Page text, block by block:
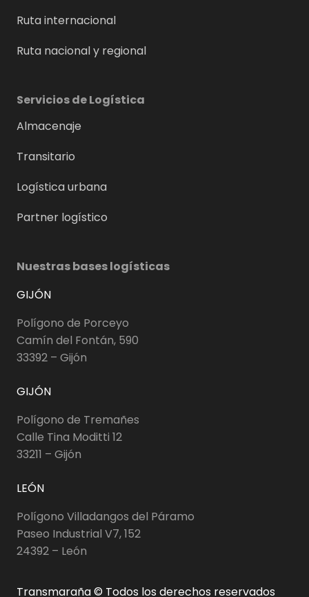
Ruta internacional
Ruta nacional y regional
Servicios de Logística
Almacenaje
Transitario
Logística urbana
Partner logístico
Nuestras bases logísticas
GIJÓN
Polígono de Porceyo
Camín del Fontán, 590
33392 – Gijón
GIJÓN
Polígono de Tremañes
Calle Tina Moditti 12
33211 – Gijón
LEÓN
Polígono Villadangos del Páramo
Paseo Industrial V7, 152
24392 – León
Transmaraña © Todos los derechos reservados